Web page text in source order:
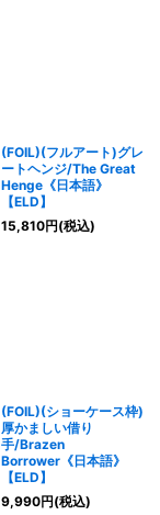
(FOIL)(フルアート)グレ
ートヘンジ/The Great
Henge《日本語》
【ELD】
15,810円(税込)
(FOIL)(ショーケース枠)
厚かましい借り
手/Brazen
Borrower《日本語》
【ELD】
9,990円(税込)